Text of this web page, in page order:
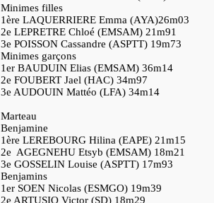
Minimes filles
1ère LAQUERRIERE Emma (AYA)26m03
2e LEPRETRE Chloé (EMSAM) 21m91
3e POISSON Cassandre (ASPTT) 19m73
Minimes garçons
1er BAUDUIN Elias (EMSAM) 36m14
2e FOUBERT Jael (HAC) 34m97
3e AUDOUIN Mattéo (LFA) 34m14
Marteau
Benjamine
1ère LEREBOURG Hilina (EAPE) 21m15
2e AGEGNEHU Etsyb (EMSAM) 18m21
3e GOSSELIN Louise (ASPTT) 17m93
Benjamins
1er SOEN Nicolas (ESMGO) 19m39
2e ARTUSIO Victor (SD) 18m29